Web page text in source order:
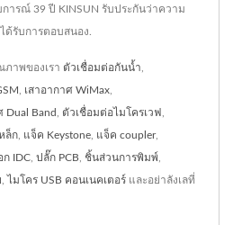
ารณ์ 39 ปี KINSUN รับประกันว่าความ
ด้รับการตอบสนอง.
าพของเรา ตัวเชื่อมต่อกันน้ำ
เสาอากาศ WiMax
Dual Band ตัวเชื่อมต่อไมโครเวฟ
ล็ก แจ็ค Keystone แจ็ค coupler,
ก IDC ปลั๊ก PCB ชิ้นส่วนการพิมพ์
ไมโคร USB คอนเนคเตอร์ และอย่าลังเลที่